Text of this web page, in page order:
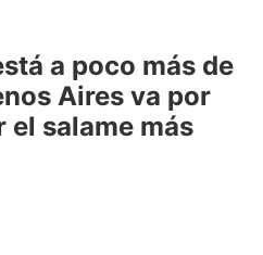
a poco más de
Aires va por
el salame más